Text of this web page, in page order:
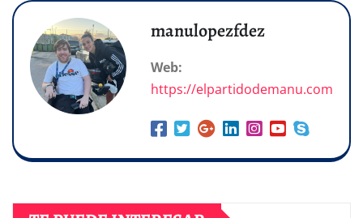
manulopezfdez
Web:
https://elpartidodemanu.com